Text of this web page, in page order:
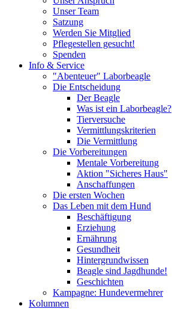
Unser Team
Satzung
Werden Sie Mitglied
Pflegestellen gesucht!
Spenden
Info & Service
"Abenteuer" Laborbeagle
Die Entscheidung
Der Beagle
Was ist ein Laborbeagle?
Tierversuche
Vermittlungskriterien
Die Vermittlung
Die Vorbereitungen
Mentale Vorbereitung
Aktion "Sicheres Haus"
Anschaffungen
Die ersten Wochen
Das Leben mit dem Hund
Beschäftigung
Erziehung
Ernährung
Gesundheit
Hintergrundwissen
Beagle sind Jagdhunde!
Geschichten
Kampagne: Hundevermehrer
Kolumnen